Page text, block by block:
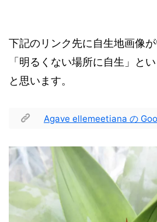
下記のリンク先に自生地画像が
「明るくない場所に自生」と
と思います。
Agave ellemeetiana の